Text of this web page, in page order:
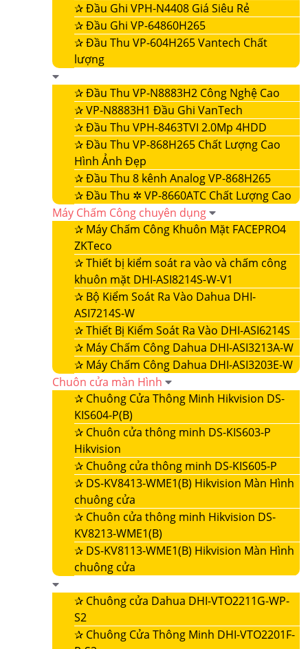
✰Đầu Ghi VPH-N4408 Giá Siêu Rẻ
✰Đầu Ghi VP-64860H265
✰Đầu Thu VP-604H265 Vantech Chất
lượng
✰Đầu Thu VP-N8883H2 Công Nghệ Cao
✰VP-N8883H1 Đầu Ghi VanTech
✰Đầu Thu VPH-8463TVI 2.0Mp 4HDD
✰Đầu Thu VP-868H265 Chất Lượng Cao
Hình Ảnh Đẹp
✰Đầu Thu 8 kênh Analog VP-868H265
✰Đầu Thu ✲ VP-8660ATC Chất Lượng Cao
Máy Chấm Công chuyên dụng
✰ Máy Chấm Công Khuôn Mặt FACEPRO4
ZKTeco
✰Thiết bị kiểm soát ra vào và chấm công
khuôn mặt DHI-ASI8214S-W-V1
✰ Bộ Kiểm Soát Ra Vào Dahua DHI-
ASI7214S-W
✰Thiết Bị Kiểm Soát Ra Vào DHI-ASI6214S
✰ Máy Chấm Công Dahua DHI-ASI3213A-W
✰ Máy Chấm Công Dahua DHI-ASI3203E-W
Chuôn cửa màn Hình
✰ Chuông Cửa Thông Minh Hikvision DS-
KIS604-P(B)
✰ Chuôn cửa thông minh DS-KIS603-P
Hikvision
✰ Chuông cửa thông minh DS-KIS605-P
✰ DS-KV8413-WME1(B) Hikvision Màn Hình
chuông cửa
✰ Chuôn cửa thông minh Hikvision DS-
KV8213-WME1(B)
✰ DS-KV8113-WME1(B) Hikvision Màn Hình
chuông cửa
✰ Chuông cửa Dahua DHI-VTO2211G-WP-
S2
✰ Chuông Cửa Thông Minh DHI-VTO2201F-